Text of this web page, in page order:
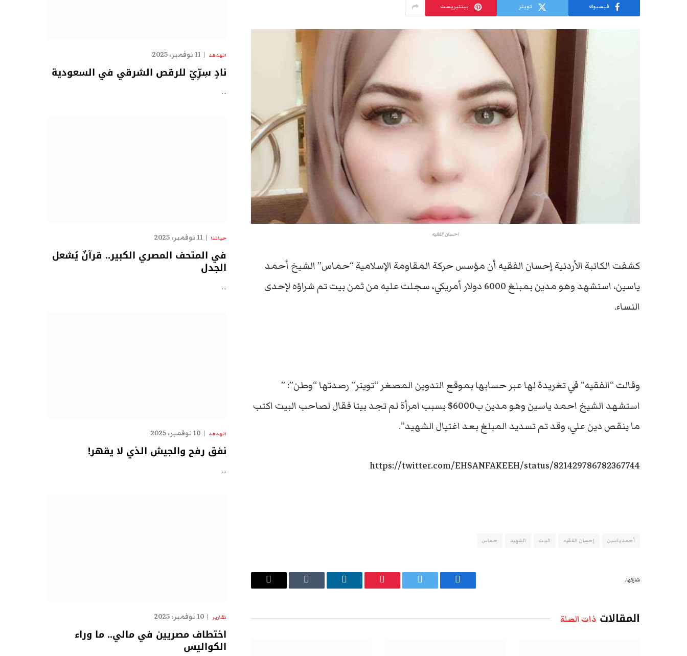
فيسبوك تويتر بينتيريست
احسان الفقيه
كشفت الكاتبة الأردنية إحسان الفقيه أن مؤسس حركة المقاومة الإسلامية “حماس” الشيخ أحمد
ياسين، استشهد وهو مدين بمبلغ 6000 دولار أمريكي، سجلت عليه من ثمن بيت تم شراؤه لإحدى
النساء.
وقالت “الفقيه” في تغريدة لها عبر حسابها بموقع التدوين المصغر “تويتر” رصدتها “وطن”: ”
استشهد الشيخ احمد ياسين وهو مدين ب6000$ بسبب امرأة لم تجد بيتا فقال لصاحب البيت اكتب
ما ينقص دين علي، وقد تم تسديد المبلغ بعد اغتيال الشهيد”.
https://twitter.com/EHSANFAKEEH/status/821429786782367744
أحمد ياسين إحسان الفقيه البيت الشهيد حماس
شاركها.
فيسبوك تويتر بينتيريست لينكدإن Tumblr
البريد
المقالات ذات الصلة
الهدهد 11 نوفمبر، 2025
نادٍ سِرِّيّ للرقص الشرقي في السعودية
…
حياتنا 11 نوفمبر، 2025
في المتحف المصري الكبير.. قرآنٌ يُشعل
الجدل
…
الهدهد 10 نوفمبر، 2025
نفق رفح والجيش الذي لا يقهر!
…
تقارير 10 نوفمبر، 2025
اختطاف مصريين في مالي.. ما وراء
الكواليس